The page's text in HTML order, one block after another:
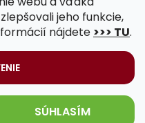
jeho funkcie,
nájdete >>> TU.
SÚHLASÍM
práva vyhradené.
cookies